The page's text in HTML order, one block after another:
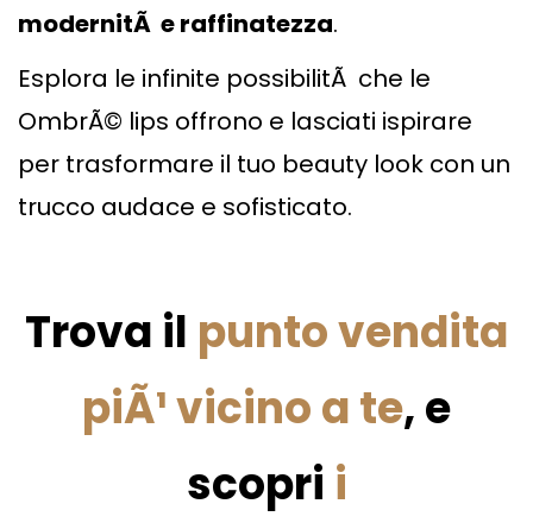
modernitÃ e raffinatezza.
Esplora le infinite possibilitÃ che le
OmbrÃ© lips offrono e lasciati ispirare
per trasformare il tuo beauty look con un
trucco audace e sofisticato.
Trova il punto vendita
piÃ¹ vicino a te, e
scopri i